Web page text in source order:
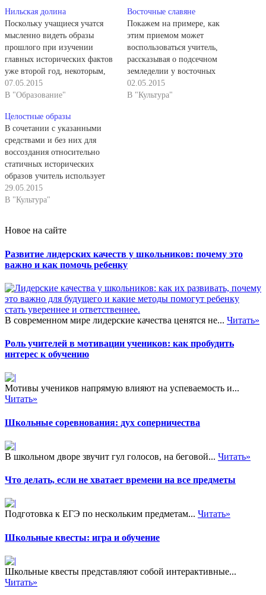
Нильская долина
Поскольку учащиеся учатся
мысленно видеть образы
прошлого при изучении
главных исторических фактов
уже второй год, некоторым,
наиболее сильным из них,
удается представить себе
долины. Другие ученики
учатся мысленно видеть
пейзажные образы на основе
карты и картинного описания
природы позже. Обращаясь к
классу, учительница
спрашивает: «Была ли
природа…
07.05.2015
В "Образование"
Восточные славяне
Покажем на примере, как
этим приемом может
воспользоваться учитель,
рассказывая о подсечном
земледелии у восточных
славян. Чтобы перейти к
рассуждению, сначала
02.05.2015
В "Культура"
Целостные образы
В сочетании с указанными
средствами и без них для
воссоздания относительно
статичных исторических
образов учитель использует
приемы картинного и
аналитического описания,
научной, научно-популярной
литературы, из газет,
журналов, другой
периодической печати.
Иногда вместе с названными
приемами словесного
изложения применяются
рисования и черчения.…
29.05.2015
В "Культура"
Новое на сайте
Развитие лидерских качеств у школьников: почему это
важно и как помочь ребенку
В современном мире лидерские качества ценятся не... Читать»
Роль учителей в мотивации учеников: как пробудить
интерес к обучению
Мотивы учеников напрямую влияют на успеваемость и...
Читать»
Школьные соревнования: дух соперничества
В школьном дворе звучит гул голосов, на беговой... Читать»
Что делать, если не хватает времени на все предметы
Подготовка к ЕГЭ по нескольким предметам... Читать»
Школьные квесты: игра и обучение
Школьные квесты представляют собой интерактивные...
Читать»